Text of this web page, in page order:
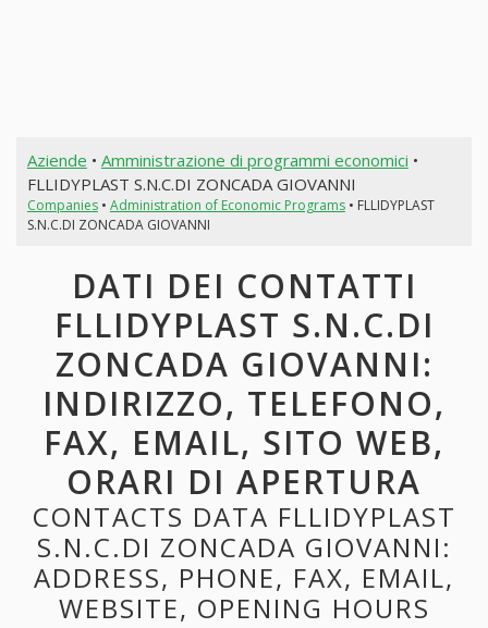
Aziende • Amministrazione di programmi economici •
FLLIDYPLAST S.N.C.DI ZONCADA GIOVANNI
Companies• Administration of Economic Programs• FLLIDYPLAST
S.N.C.DI ZONCADA GIOVANNI
DATI DEI CONTATTI
FLLIDYPLAST S.N.C.DI
ZONCADA GIOVANNI:
INDIRIZZO, TELEFONO,
FAX, EMAIL, SITO WEB,
ORARI DI APERTURA
CONTACTS DATA FLLIDYPLAST
S.N.C.DI ZONCADA GIOVANNI:
ADDRESS, PHONE, FAX, EMAIL,
WEBSITE, OPENING HOURS